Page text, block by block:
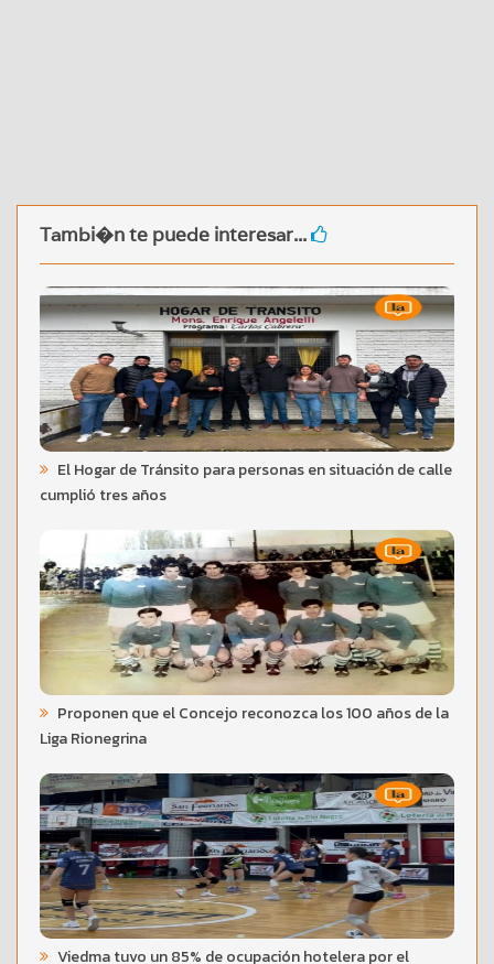
Tambi�n te puede interesar...
El Hogar de Tránsito para personas en situación de calle
cumplió tres años
Proponen que el Concejo reconozca los 100 años de la
Liga Rionegrina
Viedma tuvo un 85% de ocupación hotelera por el